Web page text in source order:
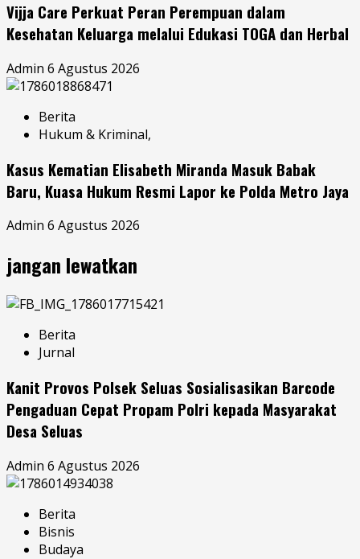
Vijja Care Perkuat Peran Perempuan dalam
Kesehatan Keluarga melalui Edukasi TOGA dan Herbal
Admin 6 Agustus 2026
Berita
Hukum & Kriminal,
Kasus Kematian Elisabeth Miranda Masuk Babak
Baru, Kuasa Hukum Resmi Lapor ke Polda Metro Jaya
Admin 6 Agustus 2026
jangan lewatkan
Berita
Jurnal
Kanit Provos Polsek Seluas Sosialisasikan Barcode
Pengaduan Cepat Propam Polri kepada Masyarakat
Desa Seluas
Admin 6 Agustus 2026
Berita
Bisnis
Budaya